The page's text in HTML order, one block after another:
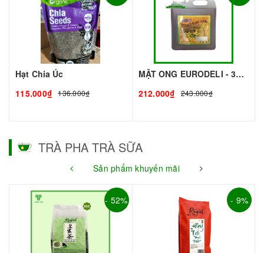
Hạt Chia Úc
115.000₫
136.000₫
MẬT ONG EURODELI - 3kg - EURODELI | Nguyên liệu pha chế - TOBEE FOOD
212.000₫
243.000₫
TRÀ PHA TRÀ SỮA
Sản phẩm khuyến mãi
- 52% - 9%